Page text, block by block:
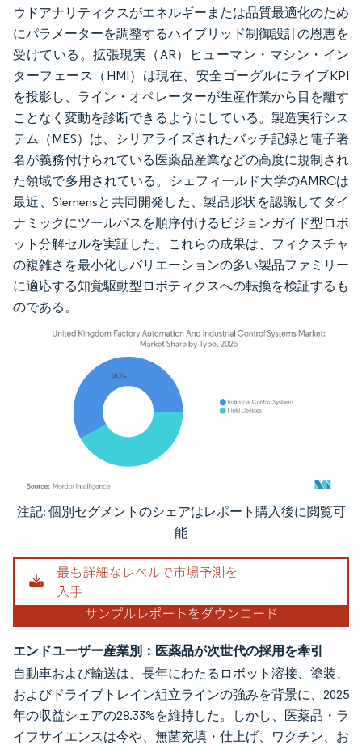
ウドアナリティクスがエネルギーまたは品質最適化のため
にパラメーターを調整するハイブリッド制御設計の恩恵を
受けている。拡張現実（AR）ヒューマン・マシン・イン
ターフェース（HMI）は現在、安全ゴーグルにライブKPI
を投影し、ライン・オペレーターが生産作業から目を離す
ことなく変動を診断できるようにしている。製造実行シス
テム（MES）は、シリアライズされたバッチ記録と電子署
名が義務付けられている医薬品産業などの高度に規制され
た領域で多用されている。シェフィールド大学のAMRCは
最近、Siemensと共同開発した、製品形状を認識してダイ
ナミックにツールパスを順序付けるビジョンガイド型ロボ
ット分解セルを実証した。これらの成果は、フィクスチャ
の複雑さを最小化しバリエーションの多い製品ファミリー
に適応する知覚駆動型ロボティクスへの転換を検証するも
のである。
画像 © Mordor Intelligence。再利用にはCC BY 4.0の表示が必要です。
注記: 個別セグメントのシェアはレポート購入後に閲覧可
能
エンドユーザー産業別：医薬品が次世代の採用を牽引
自動車および輸送は、長年にわたるロボット溶接、塗装、
およびドライブトレイン組立ラインの強みを背景に、2025
年の収益シェアの28.33%を維持した。しかし、医薬品・ラ
イフサイエンスは今や、無菌充填・仕上げ、ワクチン、お